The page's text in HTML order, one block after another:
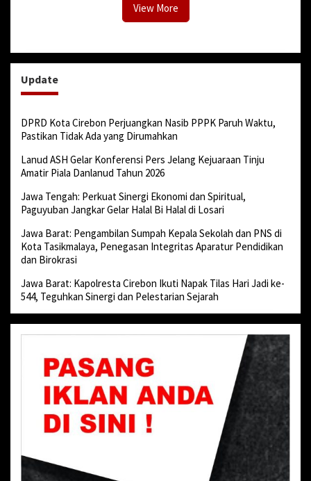
View More
Update
DPRD Kota Cirebon Perjuangkan Nasib PPPK Paruh Waktu,
Pastikan Tidak Ada yang Dirumahkan
Lanud ASH Gelar Konferensi Pers Jelang Kejuaraan Tinju
Amatir Piala Danlanud Tahun 2026
Jawa Tengah: Perkuat Sinergi Ekonomi dan Spiritual,
Paguyuban Jangkar Gelar Halal Bi Halal di Losari
Jawa Barat: Pengambilan Sumpah Kepala Sekolah dan PNS di
Kota Tasikmalaya, Penegasan Integritas Aparatur Pendidikan
dan Birokrasi
Jawa Barat: Kapolresta Cirebon Ikuti Napak Tilas Hari Jadi ke-
544, Teguhkan Sinergi dan Pelestarian Sejarah